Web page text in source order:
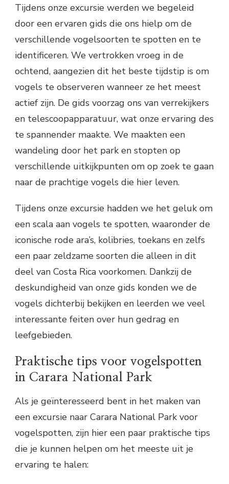
Tijdens onze excursie werden we begeleid
door een ervaren gids die ons hielp om de
verschillende vogelsoorten te spotten en te
identificeren. We vertrokken vroeg in de
ochtend, aangezien dit het beste tijdstip is om
vogels te observeren wanneer ze het meest
actief zijn. De gids voorzag ons van verrekijkers
en telescoopapparatuur, wat onze ervaring des
te spannender maakte. We maakten een
wandeling door het park en stopten op
verschillende uitkijkpunten om op zoek te gaan
naar de prachtige vogels die hier leven.
Tijdens onze excursie hadden we het geluk om
een scala aan vogels te spotten, waaronder de
iconische rode ara’s, kolibries, toekans en zelfs
een paar zeldzame soorten die alleen in dit
deel van Costa Rica voorkomen. Dankzij de
deskundigheid van onze gids konden we de
vogels dichterbij bekijken en leerden we veel
interessante feiten over hun gedrag en
leefgebieden.
Praktische tips voor vogelspotten
in Carara National Park
Als je geïnteresseerd bent in het maken van
een excursie naar Carara National Park voor
vogelspotten, zijn hier een paar praktische tips
die je kunnen helpen om het meeste uit je
ervaring te halen: